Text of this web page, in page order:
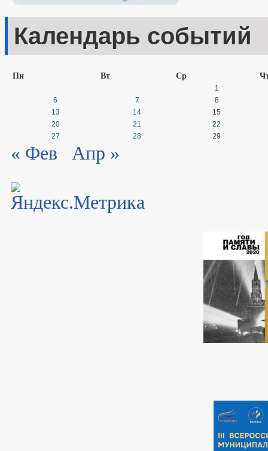
Календарь событий
Пн Вт Ср
1
6
7
8
13
14
15
20
21
22
27
28 29
« Фев Апр »